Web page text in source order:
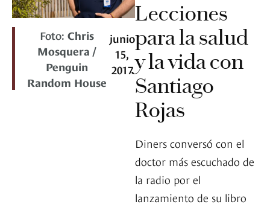
Foto: Chris
Mosquera /
Penguin
Random House
junio
15,
2017
Lecciones
para la salud
y la vida con
Santiago
Rojas
Diners conversó con el
doctor más escuchado de
la radio por el
lanzamiento de su libro